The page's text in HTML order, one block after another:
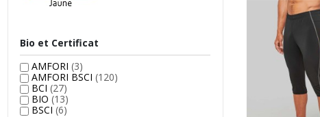
Bio et Certificat
AMFORI (3)
AMFORI BSCI (120)
BCI (27)
BIO (13)
BSCI (6)